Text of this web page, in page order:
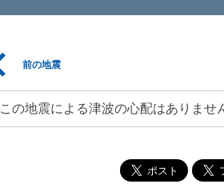
前の地震
この地震による津波の心配はありませ